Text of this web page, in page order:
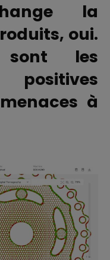
la
oui.
sont les
à